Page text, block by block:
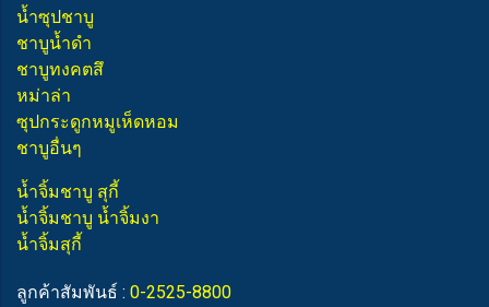
น้ำซุปชาบู
ชาบูน้ำดำ
ชาบูทงคตสึ
หม่าล่า
ซุปกระดูกหมูเห็ดหอม
ชาบูอื่นๆ
น้ำจิ้มชาบู สุกี้
น้ำจิ้มชาบู น้ำจิ้มงา
น้ำจิ้มสุกี้
ลูกค้าสัมพันธ์ : 0-2525-8800